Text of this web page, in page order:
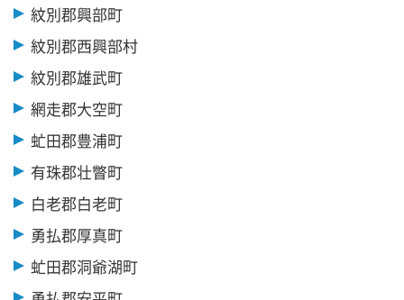
紋別郡興部町
紋別郡西興部村
紋別郡雄武町
網走郡大空町
虻田郡豊浦町
有珠郡壮瞥町
白老郡白老町
勇払郡厚真町
虻田郡洞爺湖町